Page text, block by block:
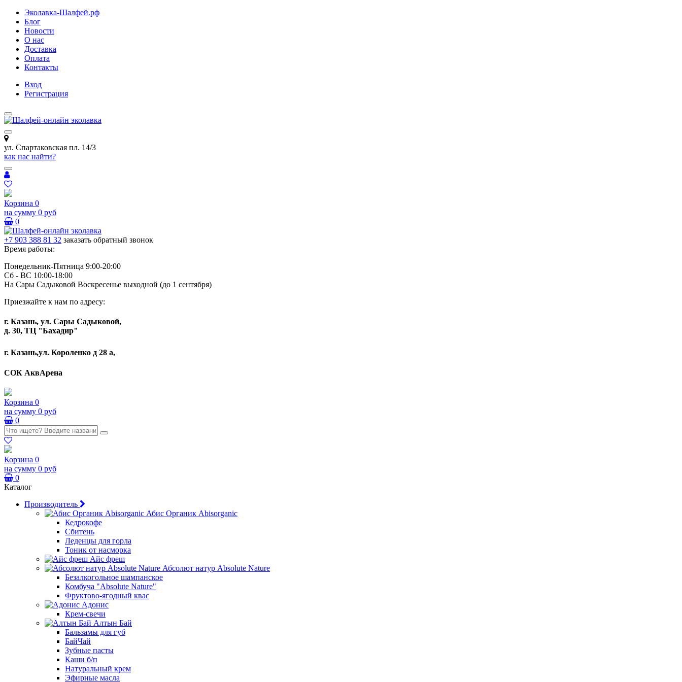
Эколавка-Шалфей.рф
Блог
Новости
О нас
Доставка
Оплата
Контакты
Вход
Регистрация
ул. Спартаковская пл. 14/3
как нас найти?
Корзина 0
на сумму 0 руб
0
+7 903 388 81 32 заказать обратный звонок
Время работы:
Понедельник-Пятница 9:00-20:00
Сб - ВС 10:00-18:00
На Сары Садыковой Воскресенье выходной (до 1 сентября)
Приезжайте к нам по адресу:
г. Казань, ул. Сары Садыковой,
д. 30, ТЦ "Бахадир"
г. Казань,ул. Короленко д 28 а,
СОК АквАрена
Корзина 0
на сумму 0 руб
0
Корзина 0
на сумму 0 руб
0
Каталог
Производитель
Абис Органик Abisorganic
Кедрокофе
Сбитень
Леденцы для горла
Тоник от насморка
Айс фреш
Абсолют натур Absolute Nature
Безалкогольное шампанское
Комбуча "Absolute Nature"
Фруктово-ягодный квас
Адонис
Крем-свечи
Алтын Бай
Бальзамы для губ
БайЧай
Зубные пасты
Каши б/п
Натуральный крем
Эфирные масла